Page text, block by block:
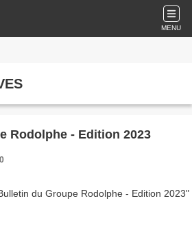
MENU
Rodolphe - Edition 2023